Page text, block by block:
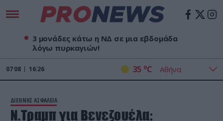
3 μονάδες κάτω η ΝΔ σε μια εβδομάδα
λόγω πυρκαγιών!
07 08 16:26 35 oC
ΔΙΕΘΝΗΣ ΑΣΦΑΛΕΙΑ
Ν.Τραμπ για Βενεζουέλα: